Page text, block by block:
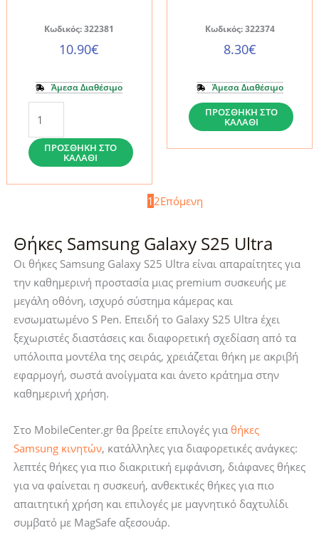
Κωδικός: 322381
10.90€
Άμεσα Διαθέσιμο
Galaxy
S25
Ultra
Magmat
MagSafe
Matte
Black
ποσότητα
ΠΡΟΣΘΉΚΗ ΣΤΟ
ΚΑΛΆΘΙ
Κωδικός: 322374
8.30€
Άμεσα Διαθέσιμο
Θήκη
Samsung
Galaxy
Tech-
Magmat
Matte
Black
ποσότητα
ΠΡΟΣΘΉΚΗ ΣΤΟ
ΚΑΛΆΘΙ
12Επόμενη
Θήκες Samsung Galaxy S25 Ultra
Οι θήκες Samsung Galaxy S25 Ultra είναι απαραίτητες για
την καθημερινή προστασία μιας premium συσκευής με
μεγάλη οθόνη, ισχυρό σύστημα κάμερας και
ενσωματωμένο S Pen. Επειδή το Galaxy S25 Ultra έχει
ξεχωριστές διαστάσεις και διαφορετική σχεδίαση από τα
υπόλοιπα μοντέλα της σειράς, χρειάζεται θήκη με ακριβή
εφαρμογή, σωστά ανοίγματα και άνετο κράτημα στην
καθημερινή χρήση.
Στο MobileCenter.gr θα βρείτε επιλογές για θήκες
Samsung κινητών, κατάλληλες για διαφορετικές ανάγκες:
λεπτές θήκες για πιο διακριτική εμφάνιση, διάφανες θήκες
για να φαίνεται η συσκευή, ανθεκτικές θήκες για πιο
απαιτητική χρήση και επιλογές με μαγνητικό δαχτυλίδι
συμβατό με MagSafe αξεσουάρ.